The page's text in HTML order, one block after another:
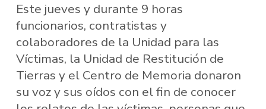
Este jueves y durante 9 horas
funcionarios, contratistas y
colaboradores de la Unidad para las
Víctimas, la Unidad de Restitución de
Tierras y el Centro de Memoria donaron
su voz y sus oídos con el fin de conocer